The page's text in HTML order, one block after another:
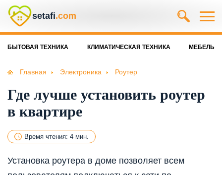
setafi.com
БЫТОВАЯ ТЕХНИКА КЛИМАТИЧЕСКАЯ ТЕХНИКА МЕБЕЛЬ
Главная Электроника Роутер
Где лучше установить роутер
в квартире
Время чтения: 4 мин.
Установка роутера в доме позволяет всем